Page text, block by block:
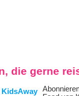
die gerne